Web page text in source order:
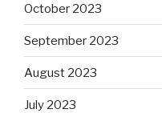
October 2023
September 2023
August 2023
July 2023